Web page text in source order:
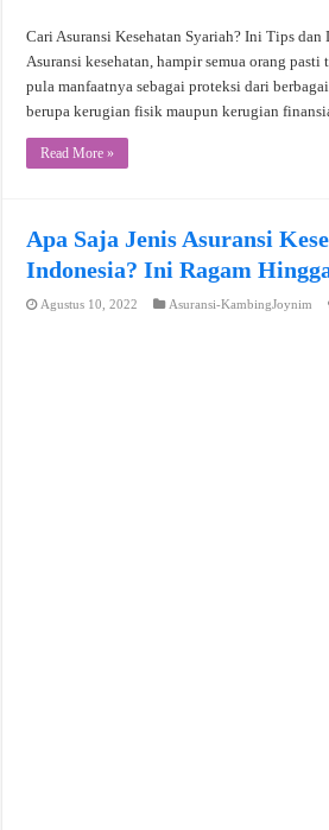
Cari Asuransi Kesehatan Syariah? Ini Tips dan
Asuransi kesehatan, hampir semua orang
pula manfaatnya sebagai proteksi dari
berupa kerugian fisik maupun kerugian
Read More »
Apa Saja Jenis Asuransi
Indonesia? Ini Ragam
Agustus 10, 2022 Asuransi-KambingJoynim